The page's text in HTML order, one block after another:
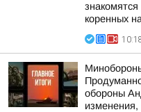
знакомятся
коренных
обороны